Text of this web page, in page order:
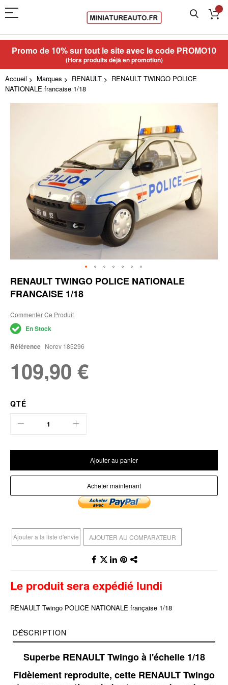
Promo de 10% sur tout le site avec le code PROMO10
(Hors produits déjà en promotion)
Accueil Marques RENAULT
RENAULT TWINGO POLICE
NATIONALE francaise 1/18
Skip
to
the
of
the
images
RENAULT TWINGO POLICE NATIONALE
FRANCAISE 1/18
Commenter Ce Produit
En Stock
Référence Norev 185296
109,90 €
QTÉ
Ajouter au panier
Acheter maintenant
Ajouter a la liste d'envie AJOUTER AU COMPARATEUR
Le produit sera expédié lundi
RENAULT Twingo POLICE NATIONALE française 1/18
DESCRIPTION
Superbe RENAULT Twingo à l'échelle 1/18
Fidèlement reproduite, cette RENAULT Twingo